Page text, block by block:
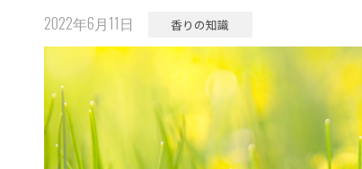
2022年6月11日 香りの知識